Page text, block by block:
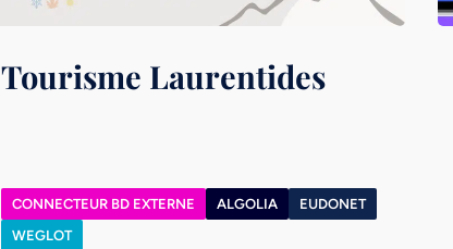
Tourisme Laurentides
CONNECTEUR BD EXTERNE ALGOLIA
EUDONET
WEGLOT